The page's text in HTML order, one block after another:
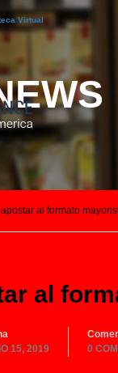
Virtual
al formato
al
15, 2019
0